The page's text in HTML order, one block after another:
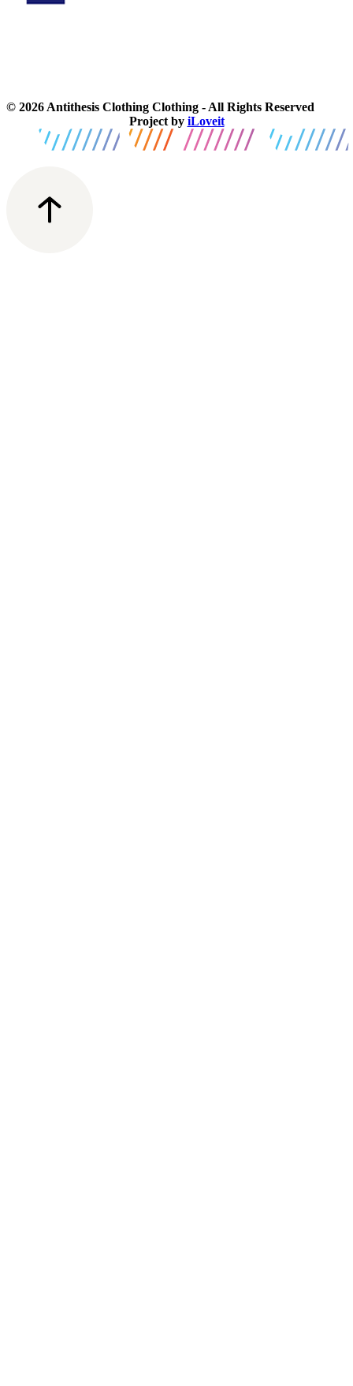
© 2026 Antithesis Clothing Clothing - All Rights Reserved
Project by iLoveit